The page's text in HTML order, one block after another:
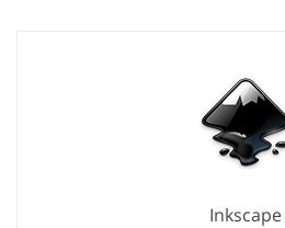
Inkscape